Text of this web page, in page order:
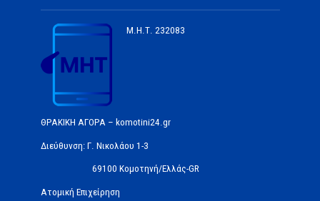
Μ.Η.Τ. 232083
ΘΡΑΚΙΚΗ ΑΓΟΡΑ – komotini24.gr
Διεύθυνση: Γ. Νικολάου 1-3
69100 Κομοτηνή/Ελλάς-GR
Ατομική Επιχείρηση